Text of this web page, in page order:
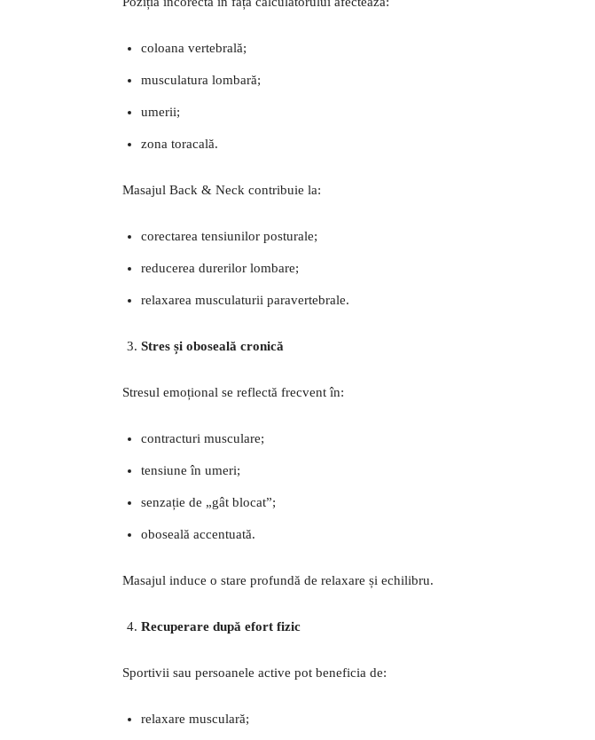
coloana vertebrală;
musculatura lombară;
umerii;
zona toracală.
Masajul Back & Neck contribuie la:
corectarea tensiunilor posturale;
reducerea durerilor lombare;
relaxarea musculaturii paravertebrale.
Stres și oboseală cronică
Stresul emoțional se reflectă frecvent în:
contracturi musculare;
tensiune în umeri;
senzație de „gât blocat”;
oboseală accentuată.
Masajul induce o stare profundă de relaxare și echilibru.
Recuperare după efort fizic
Sportivii sau persoanele active pot beneficia de:
relaxare musculară;